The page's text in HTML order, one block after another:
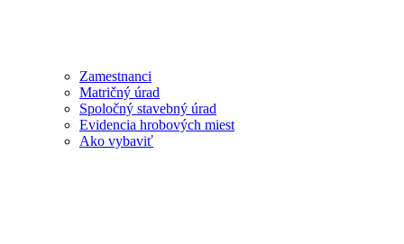
Zamestnanci
Matričný úrad
Spoločný stavebný úrad
Evidencia hrobových miest
Ako vybaviť